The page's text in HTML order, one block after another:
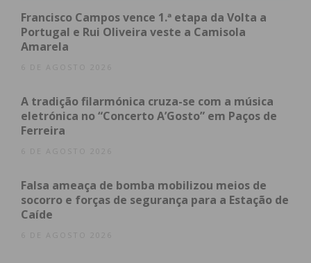
foi feito pela direção da Associação a manifestou a
sua “total disponibilidade” para a função.
Subscreva a newsletter do
Imediato
Assine nossa newsletter por e-mail e
atualizada.
Francisco Campos vence 1.ª etapa da Volta a
Portugal e Rui Oliveira veste a Camisola
Amarela
6 DE AGOSTO 2026
A tradição filarmónica cruza-se com a música
eletrónica no “Concerto A’Gosto” em Paços de
Ferreira
6 DE AGOSTO 2026
Falsa ameaça de bomba mobilizou meios de
socorro e forças de segurança para a Estação de
Caíde
6 DE AGOSTO 2026